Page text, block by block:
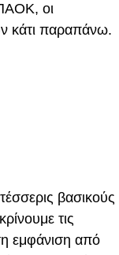
οι
κάτι παραπάνω.
βασικούς
τις
εμφάνιση από